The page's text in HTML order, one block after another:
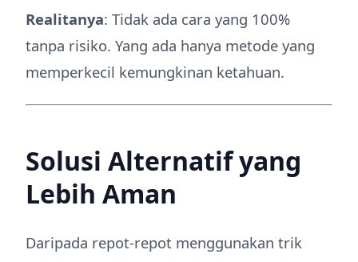
Realitanya: Tidak ada cara yang 100%
tanpa risiko. Yang ada hanya metode yang
memperkecil kemungkinan ketahuan.
Solusi Alternatif yang
Lebih Aman
Daripada repot-repot menggunakan trik